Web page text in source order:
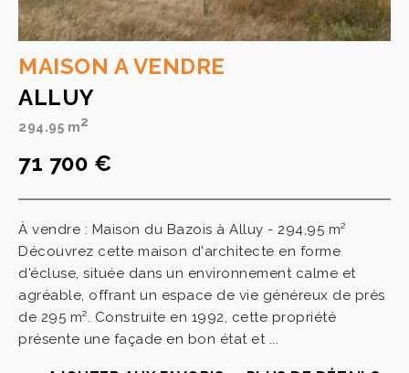
MAISON A VENDRE
ALLUY
294.95 m2
71 700 €
À vendre : Maison du Bazois à Alluy - 294,95 m²
Découvrez cette maison d'architecte en forme
d'écluse, située dans un environnement calme et
agréable, offrant un espace de vie généreux de près
de 295 m². Construite en 1992, cette propriété
présente une façade en bon état et ...